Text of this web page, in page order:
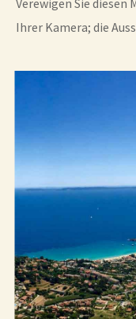
Verewigen Sie
Ihrer Kamera; die